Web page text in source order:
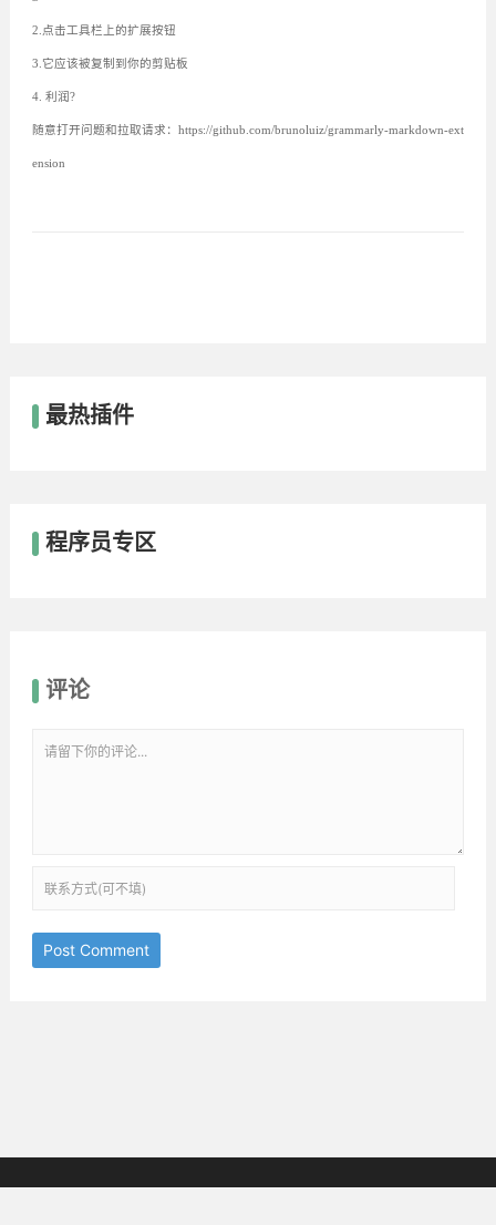
2.点击工具栏上的扩展按钮
3.它应该被复制到你的剪贴板
4. 利润?
随意打开问题和拉取请求：https://github.com/brunoluiz/grammarly-markdown-ext
ension
最热插件
程序员专区
评论
Post Comment